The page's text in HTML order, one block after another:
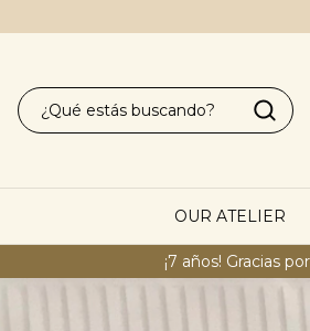
¡7 años! Gracias
OUR ATELIER